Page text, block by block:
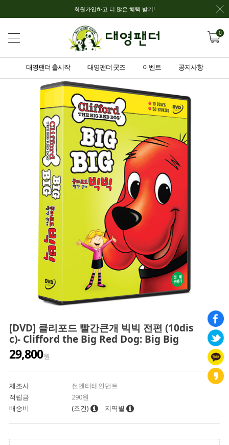
회원가입하고 더 많은 혜택 받기!
0
대영팬더 출시작 대영팬더 굿즈 이벤트 공지사항
[DVD] 클리포드 빨간큰개 빅빅 전편 (10dis
c)- Clifford the Big Red Dog: Big Big
29,800원
제조사
썬엔터테인먼트
적립금
290원
배송비
(조건) 지역별